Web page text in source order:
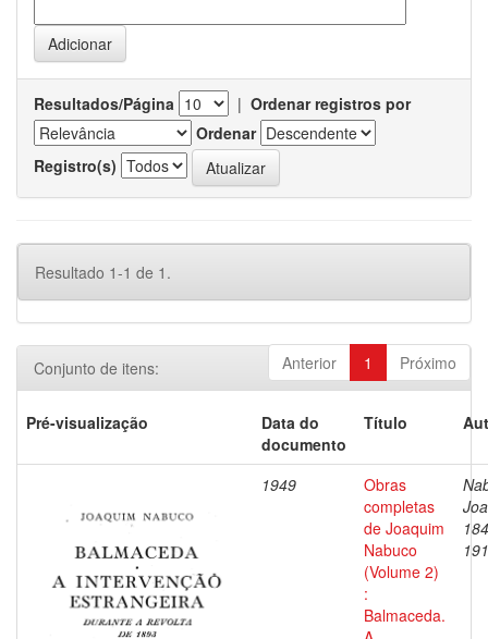
Resultados/Página | Ordenar registros por
Ordenar
Registro(s)
Resultado 1-1 de 1.
Anterior 1 Próximo
Conjunto de itens:
Pré-visualização
Data do
documento
Título
1949
Obras
completas
de Joaquim
Nabuco
(Volume 2)
:
Balmaceda.